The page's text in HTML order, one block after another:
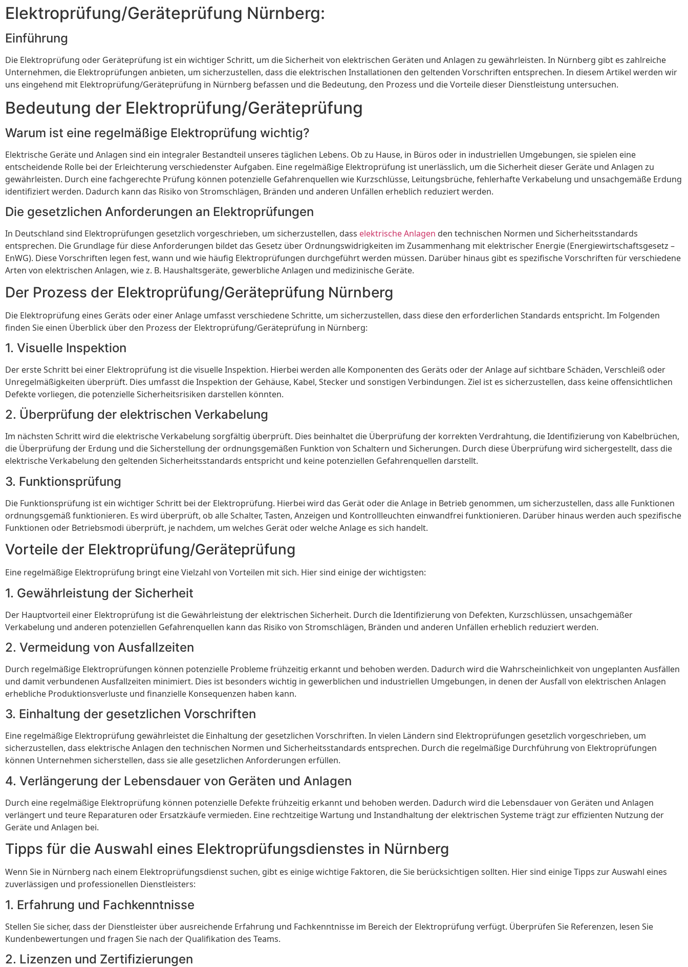
Elektroprüfung/Geräteprüfung Nürnberg:
Einführung
Die Elektroprüfung oder Geräteprüfung ist ein wichtiger Schritt, um die Sicherheit von elektrischen Geräten und Anlagen zu gewährleisten. In Nürnberg gibt es zahlreiche
Unternehmen, die Elektroprüfungen anbieten, um sicherzustellen, dass die elektrischen Installationen den geltenden Vorschriften entsprechen. In diesem Artikel werden wir
uns eingehend mit Elektroprüfung/Geräteprüfung in Nürnberg befassen und die Bedeutung, den Prozess und die Vorteile dieser Dienstleistung untersuchen.
Bedeutung der Elektroprüfung/Geräteprüfung
Warum ist eine regelmäßige Elektroprüfung wichtig?
Elektrische Geräte und Anlagen sind ein integraler Bestandteil unseres täglichen Lebens. Ob zu Hause, in Büros oder in industriellen Umgebungen, sie spielen eine
entscheidende Rolle bei der Erleichterung verschiedenster Aufgaben. Eine regelmäßige Elektroprüfung ist unerlässlich, um die Sicherheit dieser Geräte und Anlagen zu
gewährleisten. Durch eine fachgerechte Prüfung können potenzielle Gefahrenquellen wie Kurzschlüsse, Leitungsbrüche, fehlerhafte Verkabelung und unsachgemäße Erdung
identifiziert werden. Dadurch kann das Risiko von Stromschlägen, Bränden und anderen Unfällen erheblich reduziert werden.
Die gesetzlichen Anforderungen an Elektroprüfungen
In Deutschland sind Elektroprüfungen gesetzlich vorgeschrieben, um sicherzustellen, dass elektrische Anlagen den technischen Normen und Sicherheitsstandards
entsprechen. Die Grundlage für diese Anforderungen bildet das Gesetz über Ordnungswidrigkeiten im Zusammenhang mit elektrischer Energie (Energiewirtschaftsgesetz –
EnWG). Diese Vorschriften legen fest, wann und wie häufig Elektroprüfungen durchgeführt werden müssen. Darüber hinaus gibt es spezifische Vorschriften für verschiedene
Arten von elektrischen Anlagen, wie z. B. Haushaltsgeräte, gewerbliche Anlagen und medizinische Geräte.
Der Prozess der Elektroprüfung/Geräteprüfung Nürnberg
Die Elektroprüfung eines Geräts oder einer Anlage umfasst verschiedene Schritte, um sicherzustellen, dass diese den erforderlichen Standards entspricht. Im Folgenden
finden Sie einen Überblick über den Prozess der Elektroprüfung/Geräteprüfung in Nürnberg:
1. Visuelle Inspektion
Der erste Schritt bei einer Elektroprüfung ist die visuelle Inspektion. Hierbei werden alle Komponenten des Geräts oder der Anlage auf sichtbare Schäden, Verschleiß oder
Unregelmäßigkeiten überprüft. Dies umfasst die Inspektion der Gehäuse, Kabel, Stecker und sonstigen Verbindungen. Ziel ist es sicherzustellen, dass keine offensichtlichen
Defekte vorliegen, die potenzielle Sicherheitsrisiken darstellen könnten.
2. Überprüfung der elektrischen Verkabelung
Im nächsten Schritt wird die elektrische Verkabelung sorgfältig überprüft. Dies beinhaltet die Überprüfung der korrekten Verdrahtung, die Identifizierung von Kabelbrüchen,
die Überprüfung der Erdung und die Sicherstellung der ordnungsgemäßen Funktion von Schaltern und Sicherungen. Durch diese Überprüfung wird sichergestellt, dass die
elektrische Verkabelung den geltenden Sicherheitsstandards entspricht und keine potenziellen Gefahrenquellen darstellt.
3. Funktionsprüfung
Die Funktionsprüfung ist ein wichtiger Schritt bei der Elektroprüfung. Hierbei wird das Gerät oder die Anlage in Betrieb genommen, um sicherzustellen, dass alle Funktionen
ordnungsgemäß funktionieren. Es wird überprüft, ob alle Schalter, Tasten, Anzeigen und Kontrollleuchten einwandfrei funktionieren. Darüber hinaus werden auch spezifische
Funktionen oder Betriebsmodi überprüft, je nachdem, um welches Gerät oder welche Anlage es sich handelt.
Vorteile der Elektroprüfung/Geräteprüfung
Eine regelmäßige Elektroprüfung bringt eine Vielzahl von Vorteilen mit sich. Hier sind einige der wichtigsten:
1. Gewährleistung der Sicherheit
Der Hauptvorteil einer Elektroprüfung ist die Gewährleistung der elektrischen Sicherheit. Durch die Identifizierung von Defekten, Kurzschlüssen, unsachgemäßer
Verkabelung und anderen potenziellen Gefahrenquellen kann das Risiko von Stromschlägen, Bränden und anderen Unfällen erheblich reduziert werden.
2. Vermeidung von Ausfallzeiten
Durch regelmäßige Elektroprüfungen können potenzielle Probleme frühzeitig erkannt und behoben werden. Dadurch wird die Wahrscheinlichkeit von ungeplanten Ausfällen
und damit verbundenen Ausfallzeiten minimiert. Dies ist besonders wichtig in gewerblichen und industriellen Umgebungen, in denen der Ausfall von elektrischen Anlagen
erhebliche Produktionsverluste und finanzielle Konsequenzen haben kann.
3. Einhaltung der gesetzlichen Vorschriften
Eine regelmäßige Elektroprüfung gewährleistet die Einhaltung der gesetzlichen Vorschriften. In vielen Ländern sind Elektroprüfungen gesetzlich vorgeschrieben, um
sicherzustellen, dass elektrische Anlagen den technischen Normen und Sicherheitsstandards entsprechen. Durch die regelmäßige Durchführung von Elektroprüfungen
können Unternehmen sicherstellen, dass sie alle gesetzlichen Anforderungen erfüllen.
4. Verlängerung der Lebensdauer von Geräten und Anlagen
Durch eine regelmäßige Elektroprüfung können potenzielle Defekte frühzeitig erkannt und behoben werden. Dadurch wird die Lebensdauer von Geräten und Anlagen
verlängert und teure Reparaturen oder Ersatzkäufe vermieden. Eine rechtzeitige Wartung und Instandhaltung der elektrischen Systeme trägt zur effizienten Nutzung der
Geräte und Anlagen bei.
Tipps für die Auswahl eines Elektroprüfungsdienstes in Nürnberg
Wenn Sie in Nürnberg nach einem Elektroprüfungsdienst suchen, gibt es einige wichtige Faktoren, die Sie berücksichtigen sollten. Hier sind einige Tipps zur Auswahl eines
zuverlässigen und professionellen Dienstleisters:
1. Erfahrung und Fachkenntnisse
Stellen Sie sicher, dass der Dienstleister über ausreichende Erfahrung und Fachkenntnisse im Bereich der Elektroprüfung verfügt. Überprüfen Sie Referenzen, lesen Sie
Kundenbewertungen und fragen Sie nach der Qualifikation des Teams.
2. Lizenzen und Zertifizierungen